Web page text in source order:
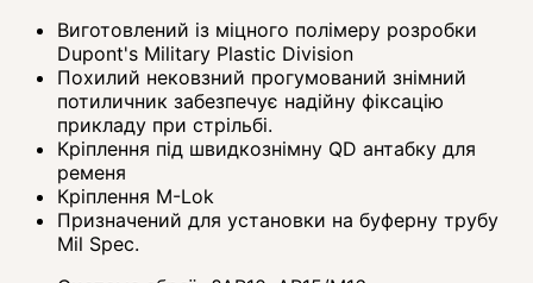
Виготовлений із міцного полімеру розробки
Dupont's Military Plastic Division
Похилий нековзний прогумований знімний
потиличник забезпечує надійну фіксацію
прикладу при стрільбі.
Кріплення під швидкознімну QD антабку для
ременя
Кріплення M-Lok
Призначений для установки на буферну трубу
Mil Spec.